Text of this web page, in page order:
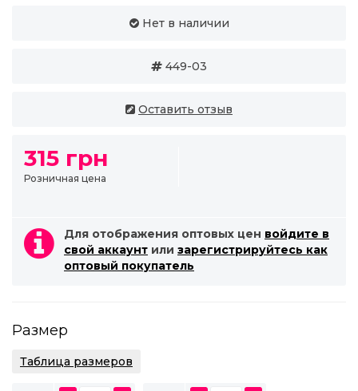
Нет в наличии
449-03
Оставить отзыв
315 грн
Розничная цена
Для отображения оптовых цен войдите в
свой аккаунт или зарегистрируйтесь как
оптовый покупатель
Размер
Таблица размеров